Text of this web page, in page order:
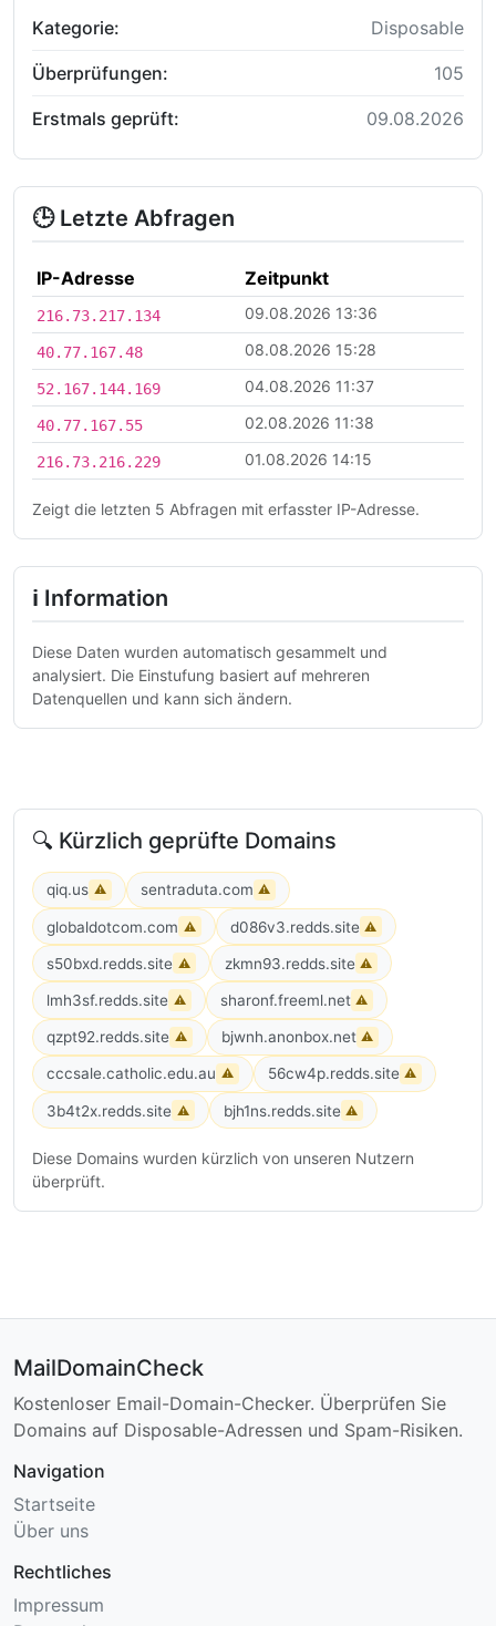
Kategorie: Disposable
Überprüfungen: 105
Erstmals geprüft: 09.08.2026
🕒 Letzte Abfragen
IP-Adresse Zeitpunkt
216.73.217.134 09.08.2026 13:36
40.77.167.48 08.08.2026 15:28
52.167.144.169 04.08.2026 11:37
40.77.167.55 02.08.2026 11:38
216.73.216.229 01.08.2026 14:15
Zeigt die letzten 5 Abfragen mit erfasster IP-Adresse.
ℹ Information
Diese Daten wurden automatisch gesammelt und
analysiert. Die Einstufung basiert auf mehreren
Datenquellen und kann sich ändern.
🔍 Kürzlich geprüfte Domains
qiq.us ⚠ sentraduta.com ⚠
globaldotcom.com ⚠ d086v3.redds.site ⚠
s50bxd.redds.site ⚠ zkmn93.redds.site ⚠
lmh3sf.redds.site ⚠ sharonf.freeml.net ⚠
qzpt92.redds.site ⚠ bjwnh.anonbox.net ⚠
cccsale.catholic.edu.au ⚠ 56cw4p.redds.site ⚠
3b4t2x.redds.site ⚠ bjh1ns.redds.site ⚠
Diese Domains wurden kürzlich von unseren Nutzern
überprüft.
MailDomainCheck
Kostenloser Email-Domain-Checker. Überprüfen Sie
Domains auf Disposable-Adressen und Spam-Risiken.
Navigation
Startseite
Über uns
Rechtliches
Impressum